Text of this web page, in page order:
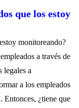
que los estoy
monitoreando?
a través de
legales a
a los empleados
Entonces, ¿tiene que